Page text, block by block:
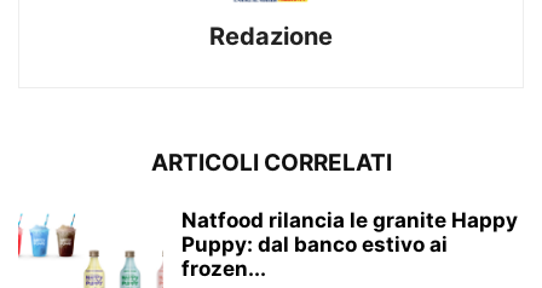
Redazione
ARTICOLI CORRELATI
Natfood rilancia le granite Happy
Puppy: dal banco estivo ai
frozen...